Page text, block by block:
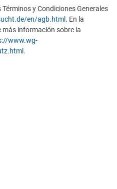
y Condiciones Generales
en/agb.html . En la
más información sobre la
www.wg-
.